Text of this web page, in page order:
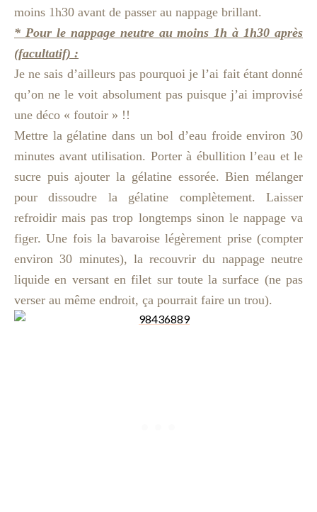
moins 1h30 avant de passer au nappage brillant.
* Pour le nappage neutre au moins 1h à 1h30 après
(facultatif) :
Je ne sais d’ailleurs pas pourquoi je l’ai fait étant donné
qu’on ne le voit absolument pas puisque j’ai improvisé
une déco « foutoir » !!
Mettre la gélatine dans un bol d’eau froide environ 30
minutes avant utilisation. Porter à ébullition l’eau et le
sucre puis ajouter la gélatine essorée. Bien mélanger
pour dissoudre la gélatine complètement. Laisser
refroidir mais pas trop longtemps sinon le nappage va
figer. Une fois la bavaroise légèrement prise (compter
environ 30 minutes), la recouvrir du nappage neutre
liquide en versant en filet sur toute la surface (ne pas
verser au même endroit, ça pourrait faire un trou).